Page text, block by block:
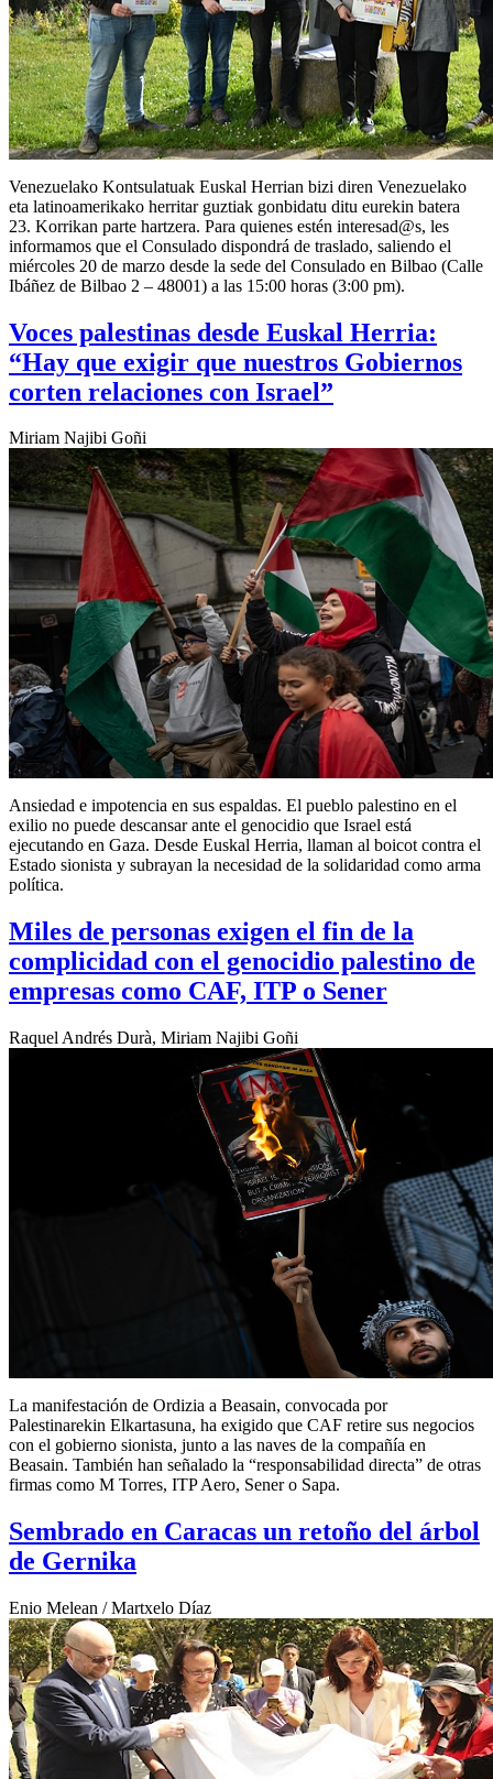
Venezuelako Kontsulatuak Euskal Herrian bizi diren Venezuelako
eta latinoamerikako herritar guztiak gonbidatu ditu eurekin batera
23. Korrikan parte hartzera. Para quienes estén interesad@s, les
informamos que el Consulado dispondrá de traslado, saliendo el
miércoles 20 de marzo desde la sede del Consulado en Bilbao (Calle
Ibáñez de Bilbao 2 – 48001) a las 15:00 horas (3:00 pm).
Voces palestinas desde Euskal Herria:
“Hay que exigir que nuestros Gobiernos
corten relaciones con Israel”
Miriam Najibi Goñi
Ansiedad e impotencia en sus espaldas. El pueblo palestino en el
exilio no puede descansar ante el genocidio que Israel está
ejecutando en Gaza. Desde Euskal Herria, llaman al boicot contra el
Estado sionista y subrayan la necesidad de la solidaridad como arma
política.
Miles de personas exigen el fin de la
complicidad con el genocidio palestino de
empresas como CAF, ITP o Sener
Raquel Andrés Durà, Miriam Najibi Goñi
La manifestación de Ordizia a Beasain, convocada por
Palestinarekin Elkartasuna, ha exigido que CAF retire sus negocios
con el gobierno sionista, junto a las naves de la compañía en
Beasain. También han señalado la “responsabilidad directa” de otras
firmas como M Torres, ITP Aero, Sener o Sapa.
Sembrado en Caracas un retoño del árbol
de Gernika
Enio Melean / Martxelo Díaz